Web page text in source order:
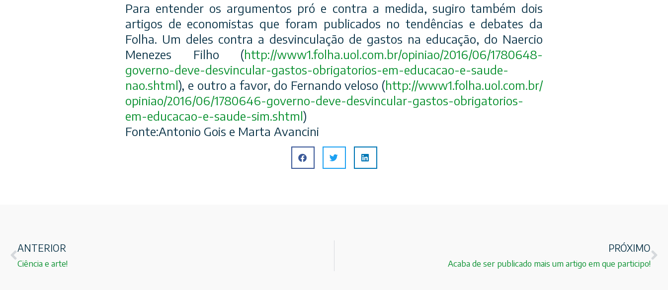
Para entender os argumentos pró e contra a medida, sugiro também dois
artigos de economistas que foram publicados no tendências e debates da
Folha. Um deles contra a desvinculação de gastos na educação, do Naercio
Menezes Filho (http://www1.folha.uol.com.br/opiniao/2016/06/1780648-
governo-deve-desvincular-gastos-obrigatorios-em-educacao-e-saude-
nao.shtml), e outro a favor, do Fernando veloso (http://www1.folha.uol.com.br/
opiniao/2016/06/1780646-governo-deve-desvincular-gastos-obrigatorios-
em-educacao-e-saude-sim.shtml)
Fonte:Antonio Gois e Marta Avancini
ANTERIOR
Ciência e arte!
PRÓXIMO
Acaba de ser publicado mais um artigo em que participo!